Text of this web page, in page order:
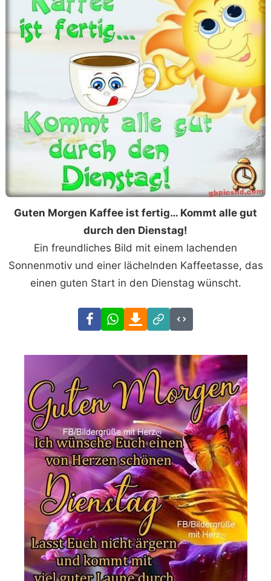
Guten Morgen Kaffee ist fertig… Kommt alle gut
durch den Dienstag!
Ein freundliches Bild mit einem lachenden
Sonnenmotiv und einer lächelnden Kaffeetasse, das
einen guten Start in den Dienstag wünscht.
FacebookWhatsAppDownload
Link
Code